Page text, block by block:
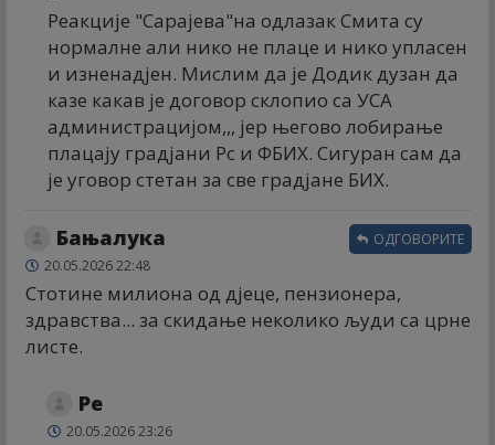
Реакције "Сарајева"на одлазак Смита су
нормалне али нико не плаце и нико упласен
и изненадјен. Мислим да је Додик дузан да
казе какав је договор склопио са УСА
администрацијом,,, јер његово лобирање
плацају градјани Рс и ФБИХ. Сигуран сам да
је уговор стетан за све градјане БИХ.
Бањалука
20.05.2026 22:48
Стотине милиона од дјеце, пензионера,
здравства... за скидање неколико људи са црне
листе.
ОДГОВОРИТЕ
Ре
20.05.2026 23:26